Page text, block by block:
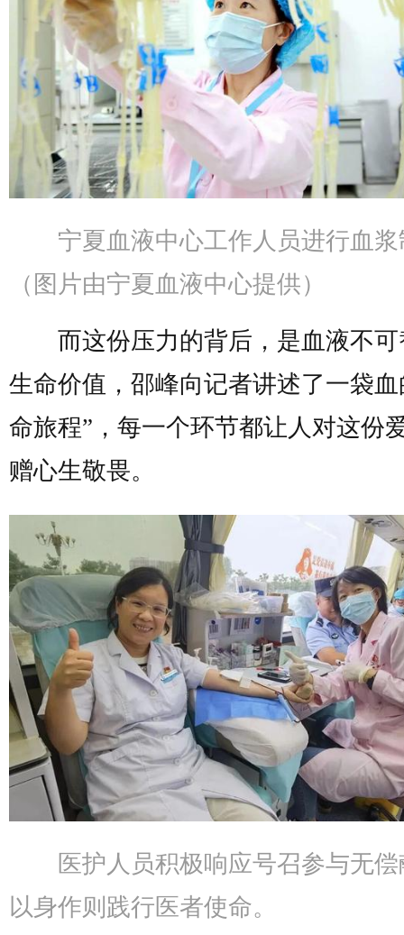
宁夏血液中心工作人员进行血
（图片由宁夏血液中心提供）
而这份压力的背后，是血液不可
生命价值，邵峰向记者讲述了一袋血
命旅程”，每一个环节都让人对这份
赠心生敬畏。
医护人员积极响应号召参与无
以身作则践行医者使命。